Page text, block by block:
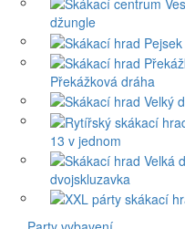
džungle
Překážková dráha
13 v jednom
dvojskluzavka